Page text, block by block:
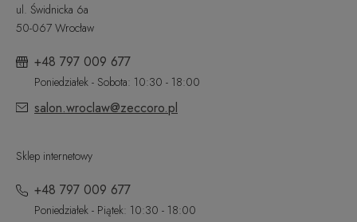
ul. Świdnicka 6a
50-067 Wrocław
+48 797 009 677
Poniedziałek - Sobota: 10:30 - 18:00
salon.wroclaw@zeccoro.pl
Sklep internetowy
+48 797 009 677
Poniedziałek - Piątek: 10:30 - 18:00